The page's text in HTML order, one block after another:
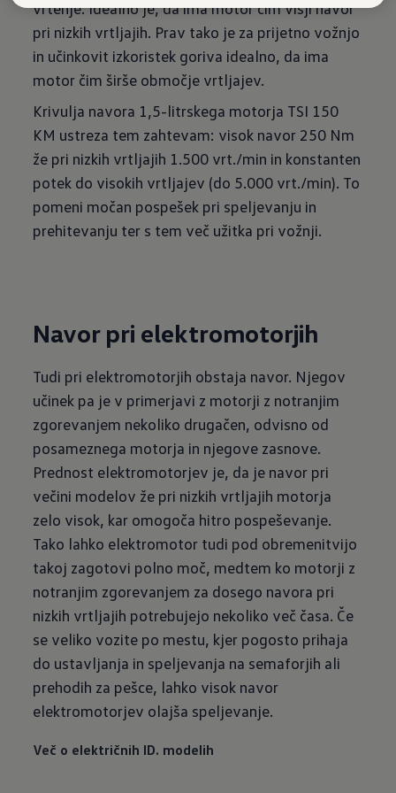
vrtenje. Idealno je, da ima motor čim višji navor
pri nizkih vrtljajih. Prav tako je za prijetno vožnjo
in učinkovit izkoristek goriva idealno, da ima
motor čim širše območje vrtljajev.
Krivulja navora 1,5-litrskega motorja TSI 150
KM ustreza tem zahtevam: visok navor 250 Nm
že pri nizkih vrtljajih 1.500 vrt./min in konstanten
potek do visokih vrtljajev (do 5.000 vrt./min). To
pomeni močan pospešek pri speljevanju in
prehitevanju ter s tem več užitka pri vožnji.
Navor pri elektromotorjih
Tudi pri elektromotorjih obstaja navor. Njegov
učinek pa je v primerjavi z motorji z notranjim
zgorevanjem nekoliko drugačen, odvisno od
posameznega motorja in njegove zasnove.
Prednost elektromotorjev je, da je navor pri
večini modelov že pri nizkih vrtljajih motorja
zelo visok, kar omogoča hitro pospeševanje.
Tako lahko elektromotor tudi pod obremenitvijo
takoj zagotovi polno moč, medtem ko motorji z
notranjim zgorevanjem za dosego navora pri
nizkih vrtljajih potrebujejo nekoliko več časa. Če
se veliko vozite po mestu, kjer pogosto prihaja
do ustavljanja in speljevanja na semaforjih ali
prehodih za pešce, lahko visok navor
elektromotorjev olajša speljevanje.
Več o električnih ID. modelih